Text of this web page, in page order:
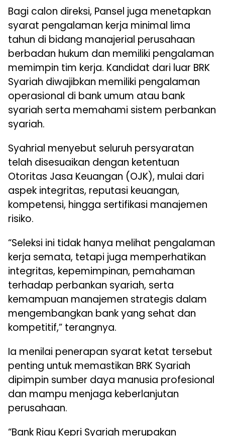
Bagi calon direksi, Pansel juga menetapkan
syarat pengalaman kerja minimal lima
tahun di bidang manajerial perusahaan
berbadan hukum dan memiliki pengalaman
memimpin tim kerja. Kandidat dari luar BRK
Syariah diwajibkan memiliki pengalaman
operasional di bank umum atau bank
syariah serta memahami sistem perbankan
syariah.
Syahrial menyebut seluruh persyaratan
telah disesuaikan dengan ketentuan
Otoritas Jasa Keuangan (OJK), mulai dari
aspek integritas, reputasi keuangan,
kompetensi, hingga sertifikasi manajemen
risiko.
“Seleksi ini tidak hanya melihat pengalaman
kerja semata, tetapi juga memperhatikan
integritas, kepemimpinan, pemahaman
terhadap perbankan syariah, serta
kemampuan manajemen strategis dalam
mengembangkan bank yang sehat dan
kompetitif,” terangnya.
Ia menilai penerapan syarat ketat tersebut
penting untuk memastikan BRK Syariah
dipimpin sumber daya manusia profesional
dan mampu menjaga keberlanjutan
perusahaan.
“Bank Riau Kepri Syariah merupakan